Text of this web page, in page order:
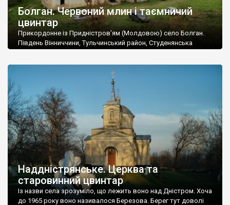
Болган. Червоний млин і таємничий
цвинтар
Прикордонне із Придністров’ям (Молдовою) село Болган.
Південь Вінниччини, Тульчинський район, Студенянська
старовинний цвинтар із кам’яними хрестами. Всі епітафії, які
збереглися, написані кирилицею, церковнослов’янською
мовою. За всіма традиційними ознаками – цвинтар
український. Хрести датуються 19 століттям. У 1924-1940
роках Болган […]
Наддністрянське. Церква та
старовинний цвинтар
Із назви села зрозуміло, що лежить воно над Дністром. Хоча
до 1965 року воно називалося Березова. Берег тут доволі